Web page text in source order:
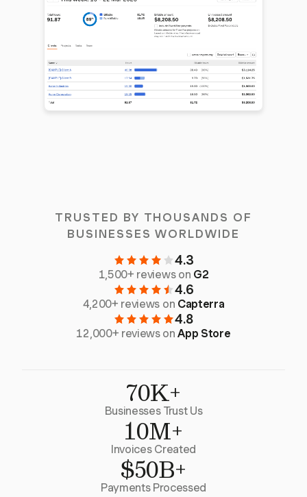
TRUSTED BY THOUSANDS OF
BUSINESSES WORLDWIDE
4.3
1,500+ reviews on G2
4.6
4,200+ reviews on Capterra
4.8
12,000+ reviews onApp Store
70K+
Businesses Trust Us
10M+
Invoices Created
$50B+
Payments Processed